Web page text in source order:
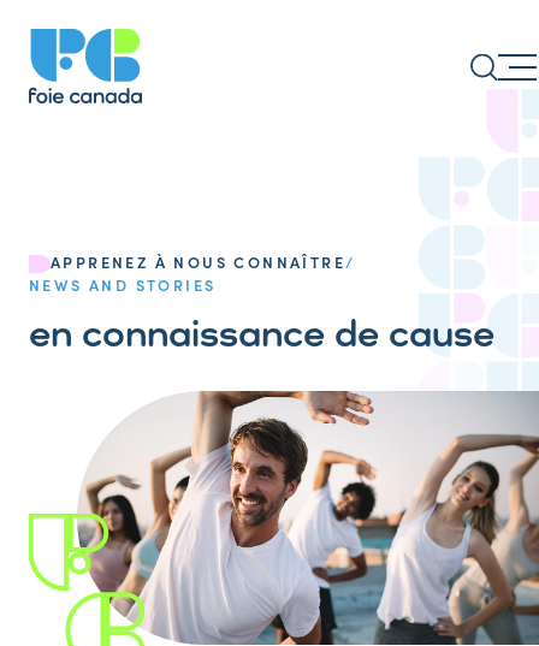
APPRENEZ À NOUS CONNAÎTRE/
NEWS AND STORIES
en connaissance de cause